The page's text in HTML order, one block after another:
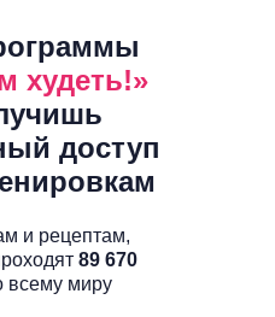
и рецептам,
89 670
всему миру
худеть!»
доступ